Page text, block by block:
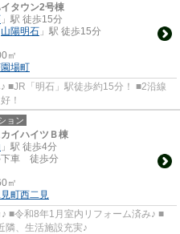
タウン2号棟
」駅 徒歩15分
山陽明石 」駅 徒歩15分
㎡
場町
■JR「明石」駅徒歩約15分！ ■2沿線
！
ョン
イハイツＢ棟
」駅 徒歩4分
下車 徒歩分
㎡
町西二見
■令和8年1月室内リフォーム済み♪ ■
隣、生活施設充実♪